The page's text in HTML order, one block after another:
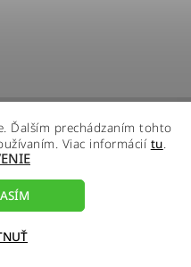
Ďalším prechádzaním tohto
Viac informácií tu.